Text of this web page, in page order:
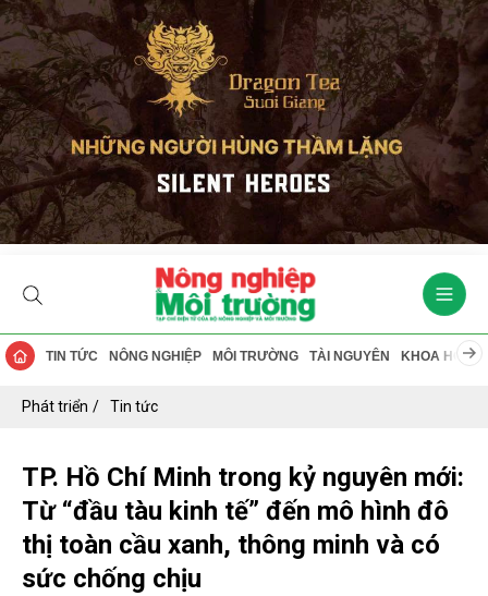
TIN TỨC NÔNG NGHIỆP MÔI TRƯỜNG TÀI NGUYÊN KHOA HỌC
Phát triển Tin tức
TP. Hồ Chí Minh trong kỷ nguyên mới:
Từ “đầu tàu kinh tế” đến mô hình đô
thị toàn cầu xanh, thông minh và có
sức chống chịu